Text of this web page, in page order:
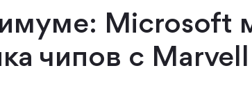
Microsoft
чипов с